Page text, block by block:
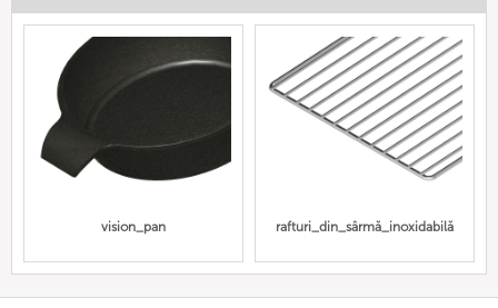
vision_pan rafturi_din_sârmă_inoxidabilă